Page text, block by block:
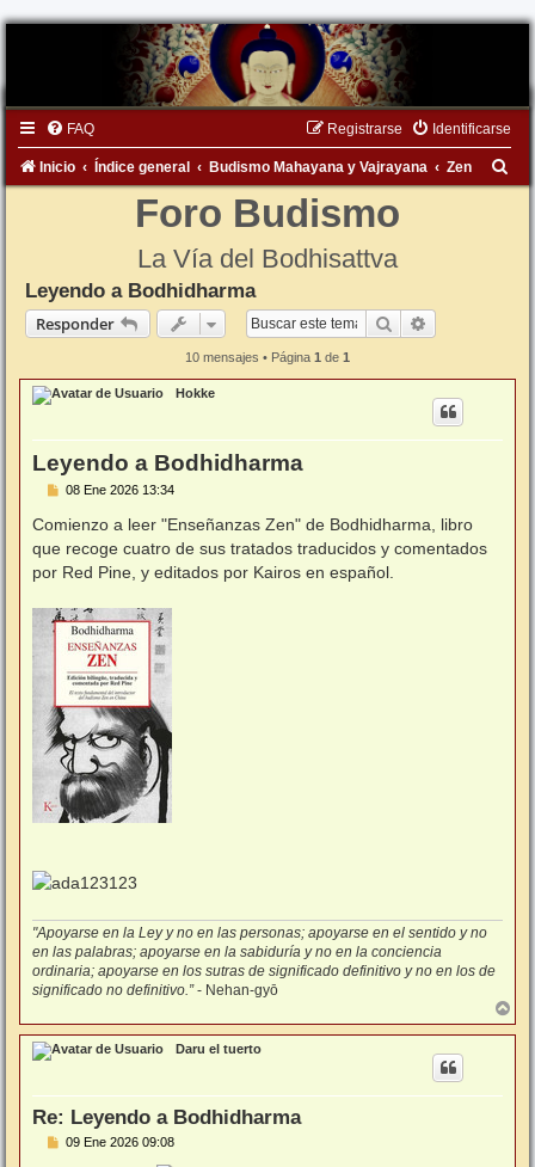
FAQ Identificarse
Registrarse
Inicio Índice general Budismo Mahayana y Vajrayana Zen
Foro Budismo
La Vía del Bodhisattva
Leyendo a Bodhidharma
Responder
Buscar
10 mensajes • Página 1 de 1
Hokke
Leyendo a Bodhidharma
M
n
a
e
08 Ene 2026 13:34
Comienzo a leer "Enseñanzas Zen" de Bodhidharma, libro
que recoge cuatro de sus tratados traducidos y comentados
por Red Pine, y editados por Kairos en español.
"Apoyarse en la Ley y no en las personas; apoyarse en el sentido y no
en las palabras; apoyarse en la sabiduría y no en la conciencia
ordinaria; apoyarse en los sutras de significado definitivo y no en los de
significado no definitivo.”- Nehan-gyō
r
r
Daru el tuerto
Re: Leyendo a Bodhidharma
M
09 Ene 2026 09:08